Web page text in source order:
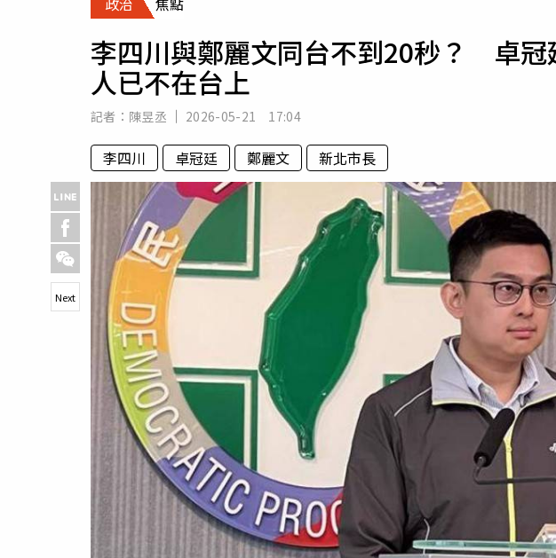
專欄
李四川與鄭麗文同台不到20秒？ 卓冠
人已不在台上
記者： 陳昱丞 2026-05-21 17:04
李四川 卓冠廷 鄭麗文 新北市長
Next